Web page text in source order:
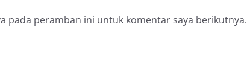
pada peramban ini untuk komentar saya berikutnya.